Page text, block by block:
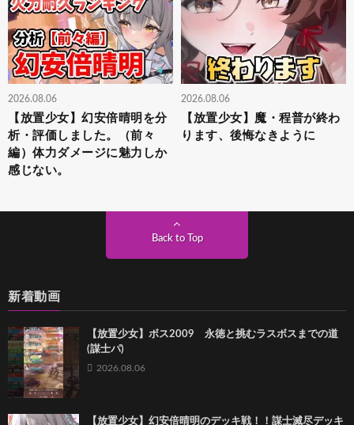
2026.08.06
【放置少女】幻安倍晴明を分
析・評価しました。（前々
編）体力ダメージに魅力しか
感じない。
2026.08.06
【放置少女】魔・程普が終わ
ります、後悔なきように
Back to Top
新着動画
【放置少女】ボス2009 永徳と挑むラスボスまでの道
(謀士パ)
2026.08.06
【放置少女】幻安倍晴明のデッキ戦！！謀士滅尽デッキ